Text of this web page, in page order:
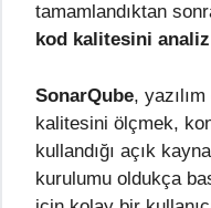
tamamlandıktan
kod kalitesini
SonarQube,
kalitesini ölçmek,
kullandığı açık
kurulumu oldukça